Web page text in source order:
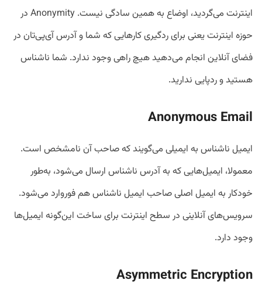
اینترنت می‌گردید، اوضاع به همین سادگی نیست. Anonymity در
حوزه اینترنت یعنی برای ردگیری کارهایی که شما و آدرس آی‌پی‌تان در
فضای آنلاین انجام می‌دهید هیچ راهی وجود ندارد. شما ناشناس
هستید و ردپایی ندارید.
Anonymous Email
ایمیل ناشناس به ایمیلی می‌گویند که صاحب آن نامشخص است.
معمولا، ایمیل‌هایی که به آدرس ناشناس ارسال می‌شود، به‌طور
خودکار به ایمیل اصلی صاحب ایمیل ناشناس هم فوروارد می‌شود.
سرویس‌های آنلاینی در سطح اینترنت برای ساخت این‌گونه ایمیل‌ها
وجود دارد.
Asymmetric Encryption